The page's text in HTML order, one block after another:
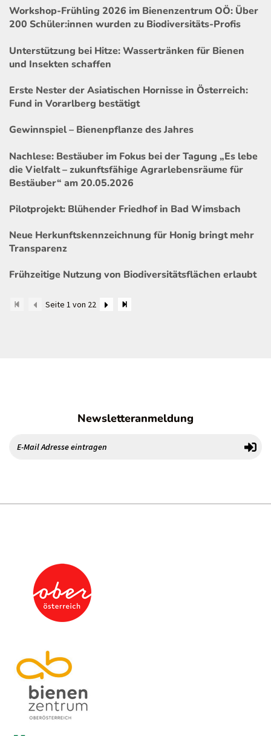
Workshop-Frühling 2026 im Bienenzentrum OÖ: Über
200 Schüler:innen wurden zu Biodiversitäts-Profis
Unterstützung bei Hitze: Wassertränken für Bienen
und Insekten schaffen
Erste Nester der Asiatischen Hornisse in Österreich:
Fund in Vorarlberg bestätigt
Gewinnspiel – Bienenpflanze des Jahres
Nachlese: Bestäuber im Fokus bei der Tagung „Es lebe
die Vielfalt – zukunftsfähige Agrarlebensräume für
Bestäuber“ am 20.05.2026
Pilotprojekt: Blühender Friedhof in Bad Wimsbach
Neue Herkunftskennzeichnung für Honig bringt mehr
Transparenz
Frühzeitige Nutzung von Biodiversitätsflächen erlaubt
Seite 1 von 22
Newsletteranmeldung